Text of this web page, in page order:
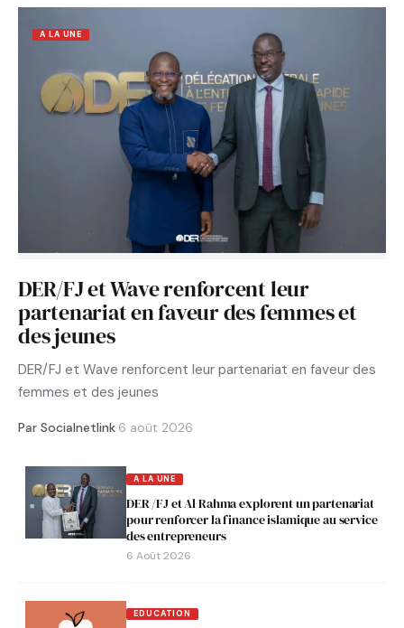
A LA UNE
DER/FJ et Wave renforcent leur
partenariat en faveur des femmes et
des jeunes
DER/FJ et Wave renforcent leur partenariat en faveur des
femmes et des jeunes
Par Socialnetlink·6 août 2026
A LA UNE
DER /FJ et Al Rahma explorent un partenariat
pour renforcer la finance islamique au service
des entrepreneurs
6 Août 2026
EDUCATION